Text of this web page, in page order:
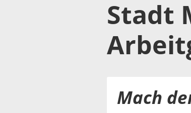
Stadt
Mach